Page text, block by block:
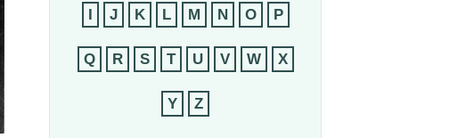
I J K L M N O P
Q R S T U V W X
Y Z